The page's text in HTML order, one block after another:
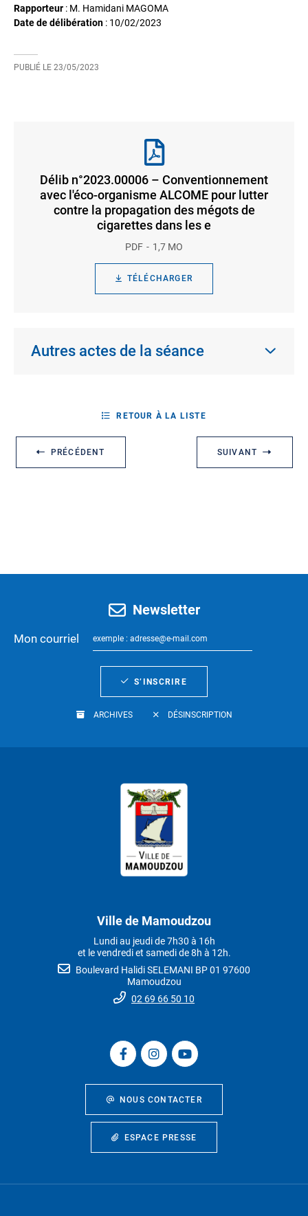
Rapporteur : M. Hamidani MAGOMA
Date de délibération : 10/02/2023
PUBLIÉ LE 23/05/2023
Délib n°2023.00006 – Conventionnement
avec l'éco-organisme ALCOME pour lutter
contre la propagation des mégots de
cigarettes dans les e
PDF 1,7 MO
TÉLÉCHARGER
Autres actes de la séance
PRÉCÉDENT
RETOUR À LA LISTE
SUIVANT
Newsletter
Mon courriel
S’INSCRIRE
ARCHIVES DÉSINSCRIPTION
Ville de Mamoudzou
Lundi au jeudi de 7h30 à 16h
et le vendredi et samedi de 8h à 12h.
Boulevard Halidi SELEMANI BP 01 97600
Mamoudzou
02 69 66 50 10
NOUS CONTACTER
ESPACE PRESSE